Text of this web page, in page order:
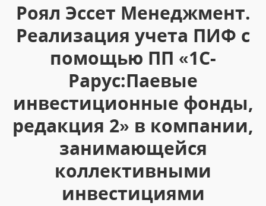
Роял Эссет Менеджмент.
Реализация учета ПИФ с
помощью ПП «1С-
Рарус:Паевые
инвестиционные фонды,
редакция 2» в компании,
занимающейся
коллективными
инвестициями